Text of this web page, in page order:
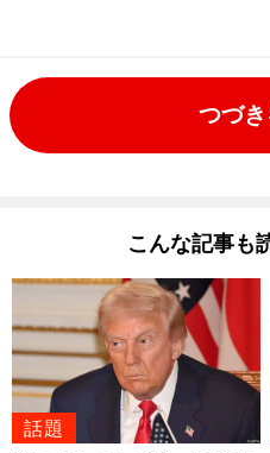
つづ
こんな記事も
話題